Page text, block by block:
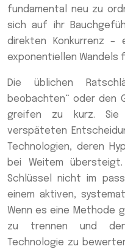
fundamental neu zu
sich auf ihr
direkten Konkurrenz
exponentiellen Wandels
Die üblichen
beobachten“ oder den
greifen zu kurz.
verspäteten
Technologien, deren
bei Weitem
Schlüssel nicht im
einem aktiven,
Wenn es eine Methode
zu trennen und
Technologie zu